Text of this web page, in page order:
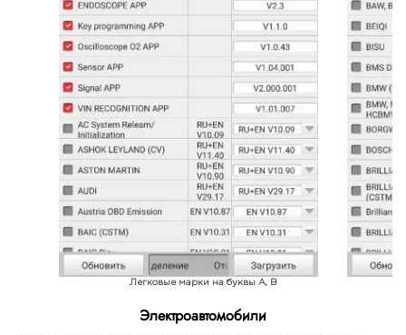
Легковые марки на буквы A, B
Электроавтомобили